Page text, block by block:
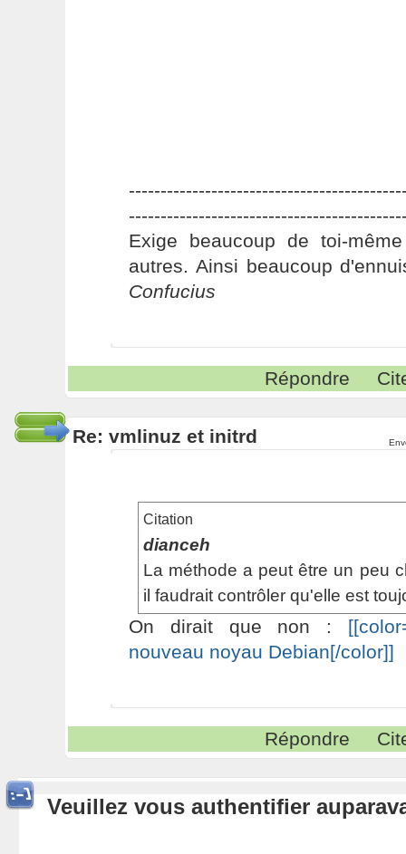
Exige beaucoup de toi-
autres. Ainsi beaucoup
Confucius
Répondre
Re: vmlinuz et initrd
Citation
dianceh
La méthode a peut être un peu
il faudrait contrôler qu'elle est
On dirait que non :
nouveau noyau Debian[/color]]
Répondre
Veuillez vous authentifier